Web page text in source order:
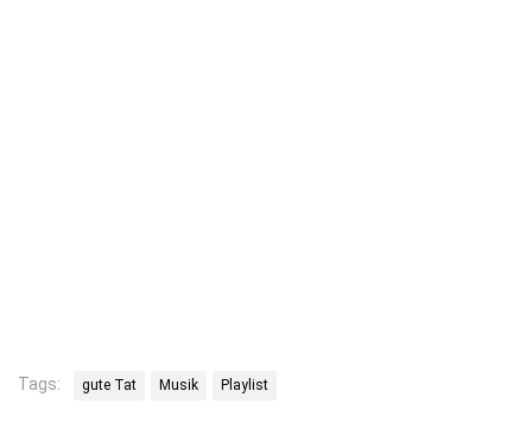
Tags: gute Tat Musik Playlist